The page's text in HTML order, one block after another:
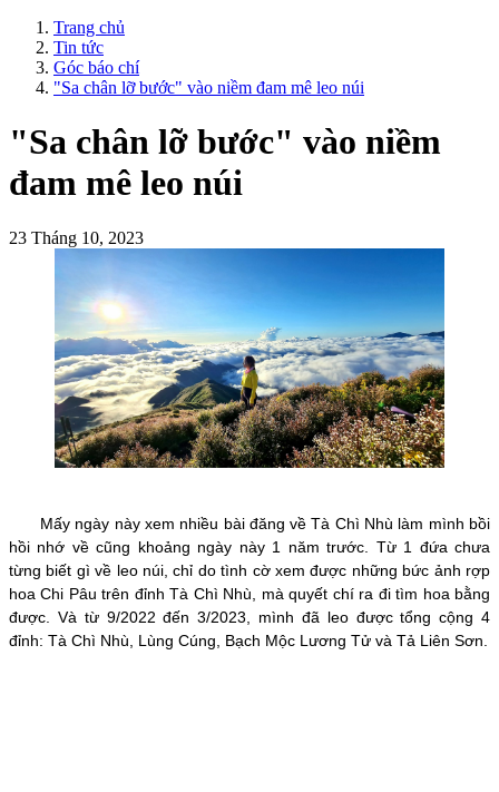
Trang chủ
Tin tức
Góc báo chí
"Sa chân lỡ bước" vào niềm đam mê leo núi
"Sa chân lỡ bước" vào niềm
đam mê leo núi
23 Tháng 10, 2023
Mấy ngày này xem nhiều bài đăng về Tà Chì Nhù làm mình bồi
hồi nhớ về cũng khoảng ngày này 1 năm trước. Từ 1 đứa chưa
từng biết gì về leo núi, chỉ do tình cờ xem được những bức ảnh rợp
hoa Chi Pâu trên đỉnh Tà Chì Nhù, mà quyết chí ra đi tìm hoa bằng
được. Và từ 9/2022 đến 3/2023, mình đã leo được tổng cộng 4
đỉnh: Tà Chì Nhù, Lùng Cúng, Bạch Mộc Lương Tử và Tả Liên Sơn.